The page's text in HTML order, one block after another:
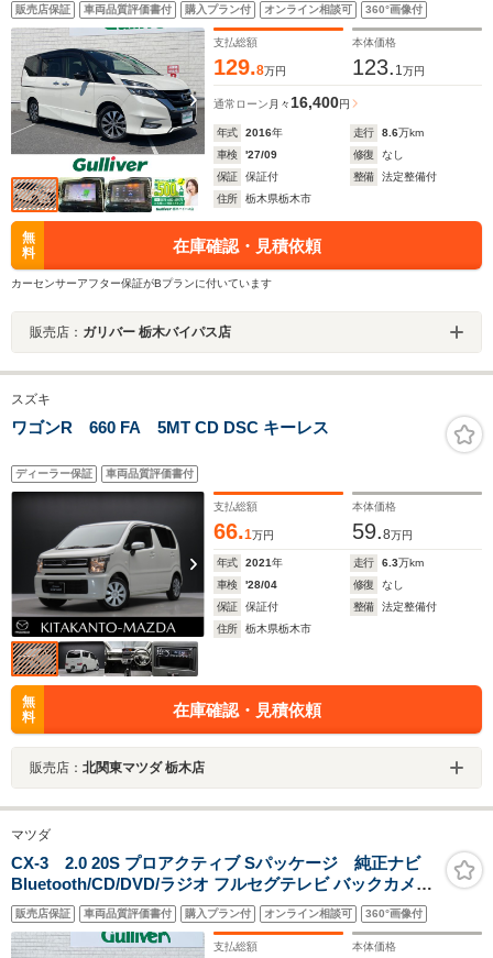
イロット エマージェンシーブレーキ 電動サイドブレーキ
リアロールシェード リアシートバックテーブル
販売店保証 車両品質評価書付 購入プラン付 オンライン相談可 360°画像付
支払総額
129.8万円
本体価格
123. 1万円
通常ローン 月々16,400円
年式 2016年 走行 8.6万km
車検
'27/09 修復
なし
保証
保証付 整備
法定整備付
住所
栃木県栃木市
無
料
在庫確認・見積依頼
カーセンサーアフター保証がBプランに付いています
販売店： ガリバー 栃木バイパス店
スズキ
ワゴンR 660 FA 5MT CD DSC キーレス
ディーラー保証 車両品質評価書付
支払総額
66.1万円
本体価格
59.8万円
年式 2021年 走行 6.3万km
車検
'28/04 修復
なし
保証
保証付 整備
法定整備付
住所
栃木県栃木市
無
料
在庫確認・見積依頼
販売店： 北関東マツダ 栃木店
マツダ
CX-3 2.0 20S プロアクティブ Sパッケージ 純正ナビ
Bluetooth/CD/DVD/ラジオ フルセグテレビ バックカメラ
ETC 禁煙車 アイドリングストップ ウインカーミラー 追
従式クルーズコントロール ハーフレザーシート シートヒ
ーター ドアバイザー
販売店保証 車両品質評価書付 購入プラン付 オンライン相談可 360°画像付
支払総額 本体価格